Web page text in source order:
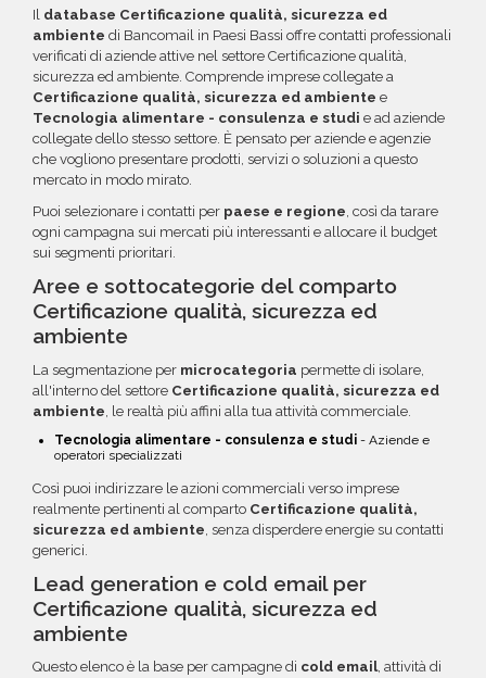
questa opzione.
Il database Certificazione qualità, sicurezza ed
ambiente di Bancomail in Paesi Bassi offre contatti professionali
verificati di aziende attive nel settore Certificazione qualità,
sicurezza ed ambiente. Comprende imprese collegate a
Certificazione qualità, sicurezza ed ambiente e
Tecnologia alimentare - consulenza e studi e ad aziende
collegate dello stesso settore. È pensato per aziende e agenzie
che vogliono presentare prodotti, servizi o soluzioni a questo
mercato in modo mirato.
Puoi selezionare i contatti per paese e regione, così da tarare
ogni campagna sui mercati più interessanti e allocare il budget
sui segmenti prioritari.
Aree e sottocategorie del comparto
Certificazione qualità, sicurezza ed
ambiente
La segmentazione per microcategoria permette di isolare,
all'interno del settore Certificazione qualità, sicurezza ed
ambiente , le realtà più affini alla tua attività commerciale.
Tecnologia alimentare - consulenza e studi - Aziende e
operatori specializzati
Così puoi indirizzare le azioni commerciali verso imprese
realmente pertinenti al comparto Certificazione qualità,
sicurezza ed ambiente , senza disperdere energie su contatti
generici.
Lead generation e cold email per
Certificazione qualità, sicurezza ed
ambiente
Questo elenco è la base per campagne di cold email, attività di